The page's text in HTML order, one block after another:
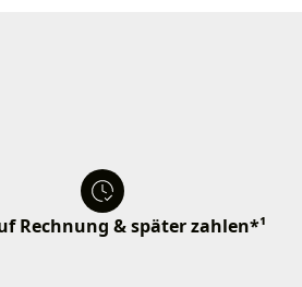
Rechnung & später zahlen*¹